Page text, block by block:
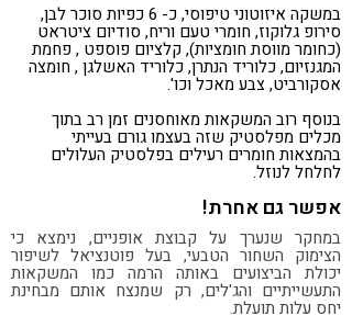
במשקה איזוטוני טיפוסי, כ- 6 כפיות סוכר לבן,
סירופ גלוקוז, חומרי טעם וריח, סודיום ציטראט
(כחומר מווסת חומציות), קלציום פוספט , פחמת
המגנזיום, כלוריד הנתרן, כלוריד האשלגן , חומצה
אסקורביט, צבע מאכל וכו'.
בנוסף רוב המשקאות מאוחסנים זמן רב בתוך
מכלים מפלסטיק שזה בעצמו גורם בעייתי
בהמצאות חומרים רעילים בפלסטיק העלולים
לחלחל לנוזל.
אפשר גם אחרת!
במחקר שנערך על קבוצת אופניים, נימצא כי
הצימוק השחור הטבעי, בעל פוטנציאל לשיפור
יכולת הביצועים באותה הרמה כמו המשקאות
התעשייתיים והג'לים, רק שמנצח אותם מבחינת
יחס עלות תועלת.